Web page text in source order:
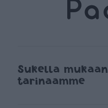
Sukella mukaan
tarinaamme